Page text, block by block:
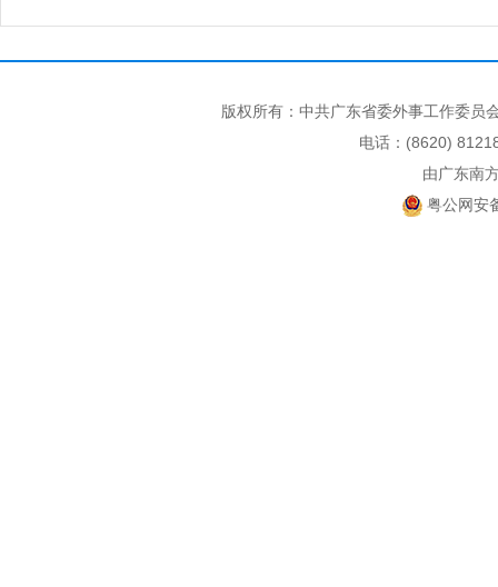
版权所有：中共广东省委外事工作委
电话：(8620)
由广东南
粤公网安